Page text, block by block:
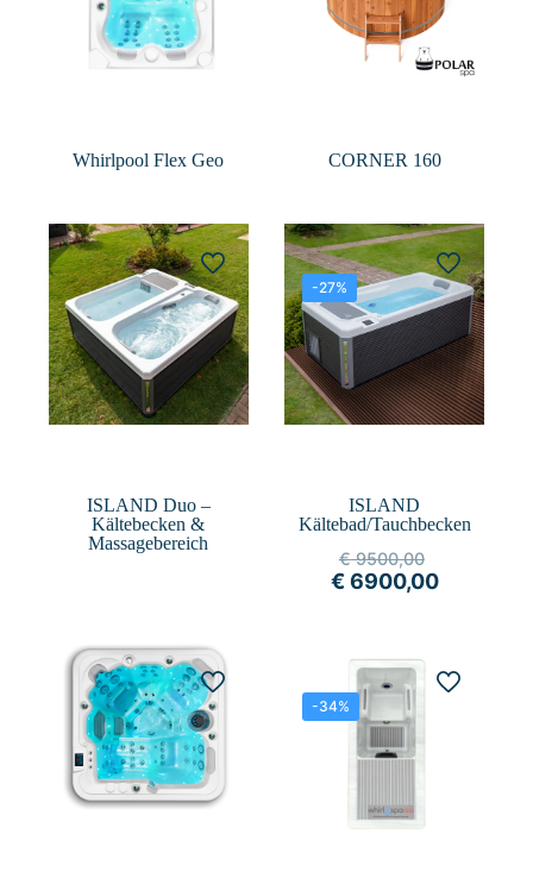
Whirlpool Flex Geo CORNER 160
ISLAND Duo –
Kältebecken &
Massagebereich
-27%
ISLAND
Kältebad/Tauchbecken
€9500,00
€6900,00
-34%